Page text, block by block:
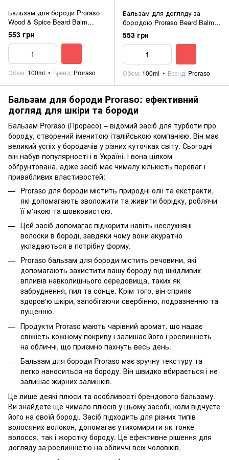
Бальзам для бороди Proraso
Wood & Spice Beard Balm
100ml
553 грн
Обєм 100ml Бренд Proraso
Бальзам для догляду за
бородою Proraso Beard Balm
Refresh 100ml
553 грн
Обєм 100ml Бренд Proraso
Бальзам для бороди Proraso: ефективний
догляд для шкіри та бороди
Бальзам Proraso (Прорасо) – відомий засіб для турботи про
бороду, створений іменитою італійською компанією. Він має
великий успіх у бородачів у різних куточках світу. Сьогодні
він набув популярності і в Україні. І вона цілком
обґрунтована, адже засіб має чималу кількість переваг і
привабливих властивостей:
Proraso для бороди містить природні олії та екстракти,
які допомагають зволожити та живити борідку, роблячи
її м'якою та шовковистою.
Цей засіб допомагає підкорити навіть неслухняні
волоски в бороді, завдяки чому вони акуратно
укладаються в потрібну форму.
Proraso бальзам для бороди містить речовини, які
допомагають захистити вашу бороду від шкідливих
впливів навколишнього середовища, таких як
забруднення, пил та сонце. Крім того, він сприяє
здоров'ю шкіри, запобігаючи свербінню, подразненню та
лущенню.
Продукти Proraso мають чарівний аромат, що надає
свіжість кожному покриву і залишає його і рослинність
на обличчі, що приємно пахнуть весь день.
Бальзам для бороди Proraso має зручну текстуру та
легко наноситься на бороду. Він швидко вбирається і не
залишає жирних залишків.
Це лише деякі плюси та особливості брендового бальзаму.
Ви знайдете ще чимало плюсів у цьому засобі, коли відчуєте
його на своїй бороді. Засіб підходить для різних типів
волосяних волокон, допомагає утихомирити як тонке
волосся, так і жорстку бороду. Це ефективне рішення для
догляду за рослинністю на обличчі всіх чоловіків.